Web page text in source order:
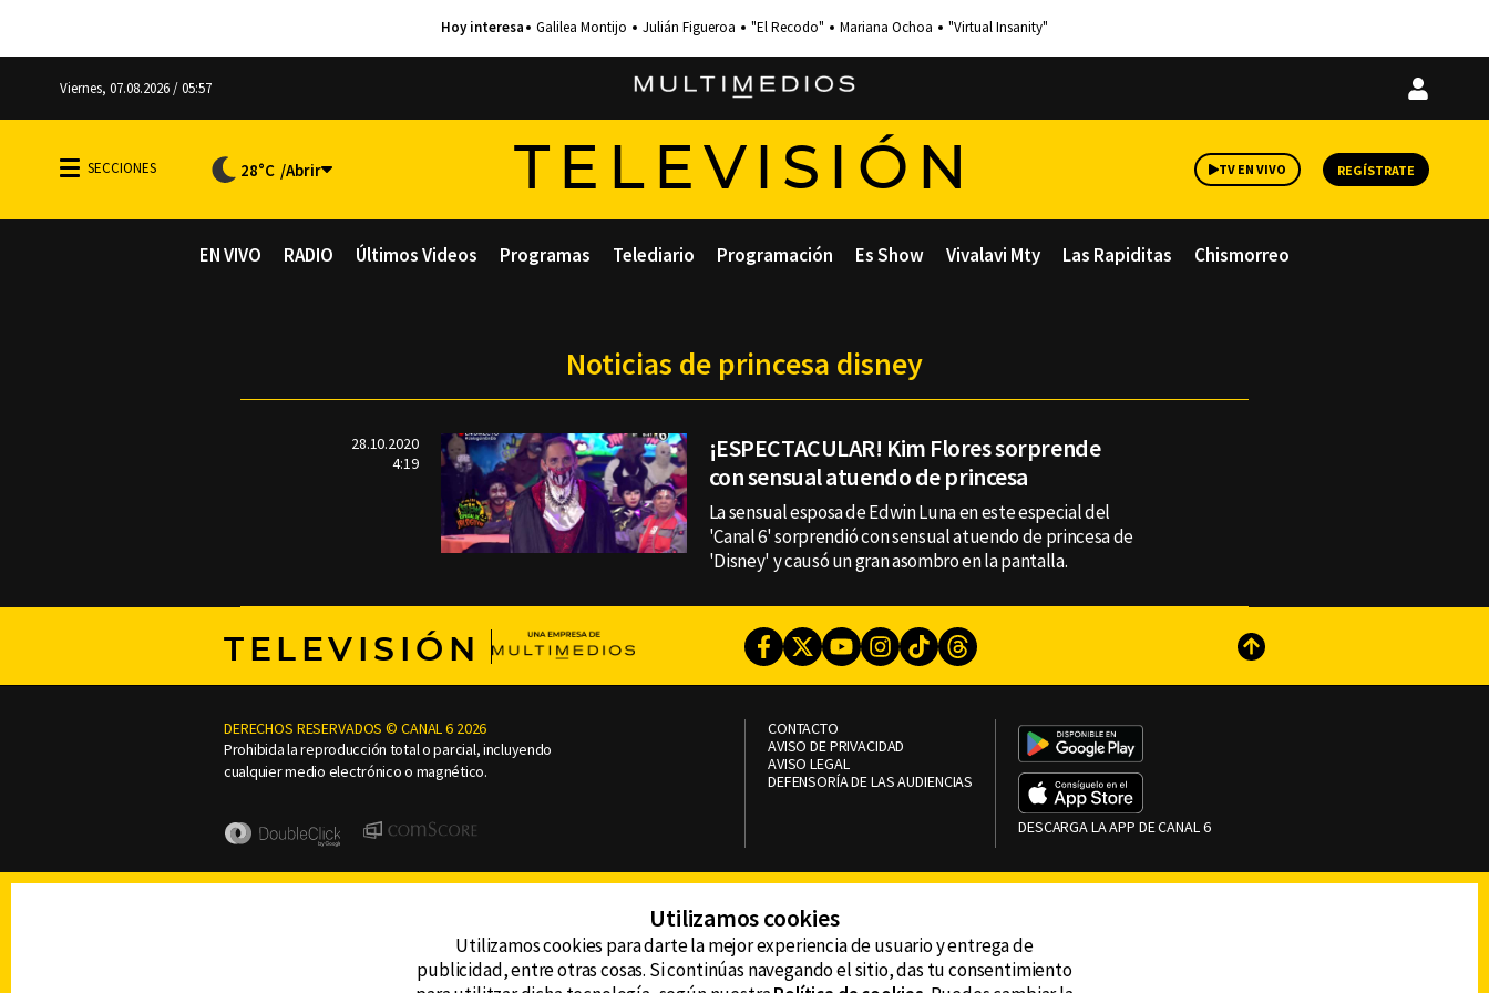
Galilea Montijo Julián Figueroa "El Recodo" Mariana Ochoa "Virtual Insanity"
Viernes, 07.08.2026 / 05:57
Iniciar
28°C TELEVISIÓN TV EN VIVO REGÍSTRATE
EN VIVO RADIO Últimos Videos Programas Telediario Programación Es Show Vivalavi Mty Las Rapiditas Chismorreo
Noticias de princesa disney
28.10.2020
4:19
¡ESPECTACULAR! Kim Flores sorprende
con sensual atuendo de princesa
La sensual esposa de Edwin Luna en este especial del
'Canal 6' sorprendió con sensual atuendo de princesa de
'Disney' y causó un gran asombro en la pantalla.
TELEVISIÓN Facebook
TwitterYoutubeInstagram
TikTokThreads Subir
DERECHOS RESERVADOS © CANAL 6 2026
Prohibida la reproducción total o parcial, incluyendo
cualquier medio electrónico o magnético.
CONTACTO
AVISO DE PRIVACIDAD
AVISO LEGAL
DEFENSORÍA DE LAS AUDIENCIAS
DESCARGA LA APP DE CANAL 6
Utilizamos cookies
Utilizamos cookies para darte la mejor experiencia de usuario y entrega de
publicidad, entre otras cosas. Si continúas navegando el sitio, das tu consentimiento